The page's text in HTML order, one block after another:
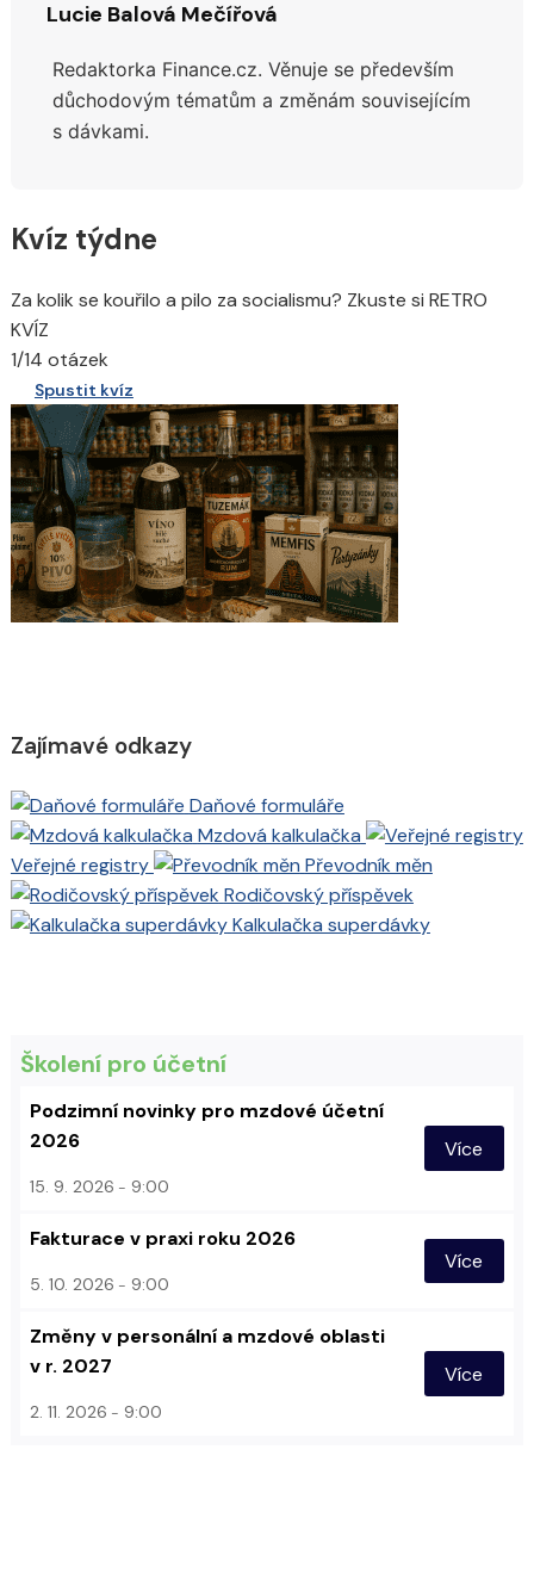
Lucie Balová Mečířová
Redaktorka Finance.cz. Věnuje se především
důchodovým tématům a změnám souvisejícím
s dávkami.
Kvíz týdne
Za kolik se kouřilo a pilo za socialismu? Zkuste si RETRO
KVÍZ
1/14 otázek
Spustit kvíz
Zajímavé odkazy
Daňové formuláře
Mzdová kalkulačka
Veřejné registry
Převodník měn
Rodičovský příspěvek
Kalkulačka superdávky
Školení pro účetní
Podzimní novinky pro mzdové účetní
2026
15. 9. 2026 9:00
Více
Fakturace v praxi roku 2026
5. 10. 2026 9:00
Více
Změny v personální a mzdové oblasti
v r. 2027
2. 11. 2026 9:00
Více